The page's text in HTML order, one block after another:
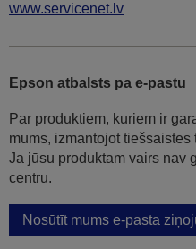
www.servicenet.lv
Epson atbalsts pa e-pastu
Par produktiem, kuriem ir
mums, izmantojot
Ja jūsu produktam vairs nav
centru.
Nosūtīt mums e-pasta